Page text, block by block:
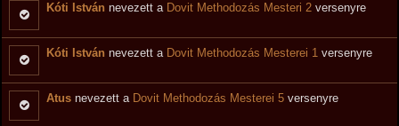
Kóti István nevezett a Dovit Methodozás Mesteri 2 versenyre
Kóti István nevezett a Dovit Methodozás Mesterei 1 versenyre
Atus nevezett a Dovit Methodozás Mesterei 5 versenyre